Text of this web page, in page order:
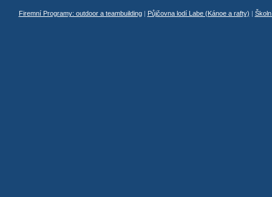
Firemní Programy: outdoor a teambuilding| Půjčovna lodí Labe (Kánoe a rafty) |